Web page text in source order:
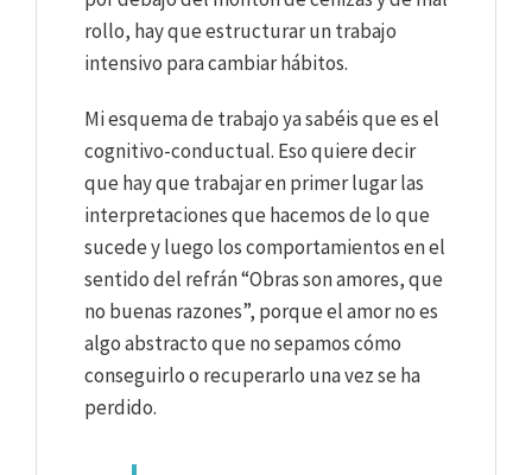
rollo, hay que estructurar un trabajo
intensivo para cambiar hábitos.
Mi esquema de trabajo ya sabéis que es el
cognitivo-conductual. Eso quiere decir
que hay que trabajar en primer lugar las
interpretaciones que hacemos de lo que
sucede y luego los comportamientos en el
sentido del refrán “Obras son amores, que
no buenas razones”, porque el amor no es
algo abstracto que no sepamos cómo
conseguirlo o recuperarlo una vez se ha
perdido.